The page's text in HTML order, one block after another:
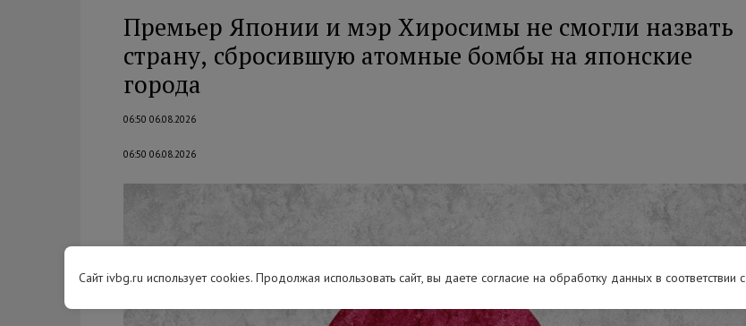
Премьер Японии и мэр Хиросимы не смогли назвать
страну, сбросившую атомные бомбы на японские
города
06:50 06.08.2026
06:50 06.08.2026
Сайт ivbg.ru использует cookies. Продолжая использовать сайт, вы даете согласие на обработку данных в соответствии с